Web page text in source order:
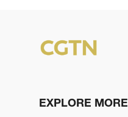
EXPLORE MORE